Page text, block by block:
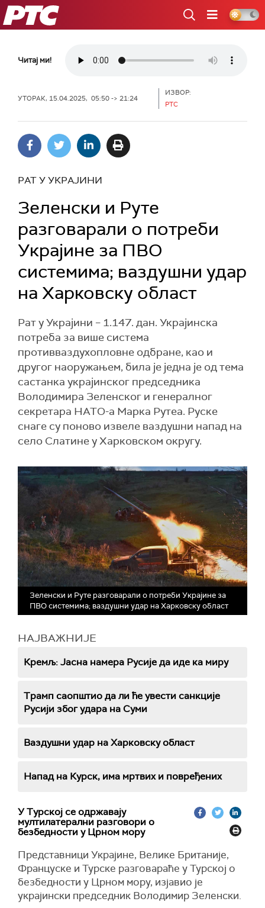
РТС
Читај ми!
УТОРАК, 15.04.2025, 05:50 -> 21:24
ИЗВОР:
РТС
РАТ У УКРАЈИНИ
Зеленски и Руте
разговарали о потреби
Украјине за ПВО
системима; ваздушни удар
на Харковску област
Рат у Украјини – 1.147. дан. Украјинска
потреба за више система
противваздухопловне одбране, као и
другог наоружањем, била је једна је од тема
састанка украјинског председника
Володимира Зеленског и генералног
секретара НАТО-а Марка Рутеа. Руске
снаге су поново извеле ваздушни напад на
село Слатине у Харковском округу.
Зеленски и Руте разговарали о потреби Украјине за
ПВО системима; ваздушни удар на Харковску област
НАЈВАЖНИЈЕ
Кремљ: Јасна намера Русије да иде ка миру
Трамп саопштио да ли ће увести санкције
Русији због удара на Суми
Ваздушни удар на Харковску област
Напад на Курск, има мртвих и повређених
У Турској се одржавају
мултилатерални разговори о
безбедности у Црном мору
Представници Украјине, Велике Британије,
Француске и Турске разговараће у Турској о
безбедности у Црном мору, изјавио је
украјински председник Володимир Зеленски.